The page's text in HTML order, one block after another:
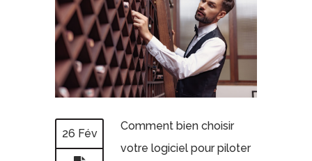
26 Fév
Comment bien choisir
votre logiciel pour piloter